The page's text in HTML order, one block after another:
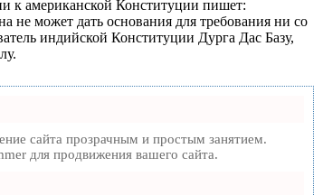
к американской Конституции пишет:
не может дать основания для требования ни со
индийской Конституции Дурга Дас Базу,
сайта прозрачным и простым занятием.
для продвижения вашего сайта.